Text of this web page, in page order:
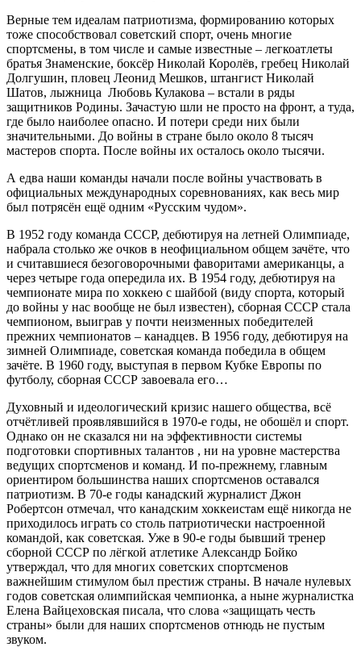
Верные тем идеалам патриотизма, формированию которых
тоже способствовал советский спорт, очень многие
спортсмены, в том числе и самые известные – легкоатлеты
братья Знаменские, боксёр Николай Королёв, гребец Николай
Долгушин, пловец Леонид Мешков, штангист Николай
Шатов, лыжница Любовь Кулакова – встали в ряды
защитников Родины. Зачастую шли не просто на фронт, а туда,
где было наиболее опасно. И потери среди них были
значительными. До войны в стране было около 8 тысяч
мастеров спорта. После войны их осталось около тысячи.
А едва наши команды начали после войны участвовать в
официальных международных соревнованиях, как весь мир
был потрясён ещё одним «Русским чудом».
В 1952 году команда СССР, дебютируя на летней Олимпиаде,
набрала столько же очков в неофициальном общем зачёте, что
и считавшиеся безоговорочными фаворитами американцы, а
через четыре года опередила их. В 1954 году, дебютируя на
чемпионате мира по хоккею с шайбой (виду спорта, который
до войны у нас вообще не был известен), сборная СССР стала
чемпионом, выиграв у почти неизменных победителей
прежних чемпионатов – канадцев. В 1956 году, дебютируя на
зимней Олимпиаде, советская команда победила в общем
зачёте. В 1960 году, выступая в первом Кубке Европы по
футболу, сборная СССР завоевала его…
Духовный и идеологический кризис нашего общества, всё
отчётливей проявлявшийся в 1970-е годы, не обошёл и спорт.
Однако он не сказался ни на эффективности системы
подготовки спортивных талантов , ни на уровне мастерства
ведущих спортсменов и команд. И по-прежнему, главным
ориентиром большинства наших спортсменов оставался
патриотизм. В 70-е годы канадский журналист Джон
Робертсон отмечал, что канадским хоккеистам ещё никогда не
приходилось играть со столь патриотически настроенной
командой, как советская. Уже в 90-е годы бывший тренер
сборной СССР по лёгкой атлетике Александр Бойко
утверждал, что для многих советских спортсменов
важнейшим стимулом был престиж страны. В начале нулевых
годов советская олимпийская чемпионка, а ныне журналистка
Елена Вайцеховская писала, что слова «защищать честь
страны» были для наших спортсменов отнюдь не пустым
звуком.